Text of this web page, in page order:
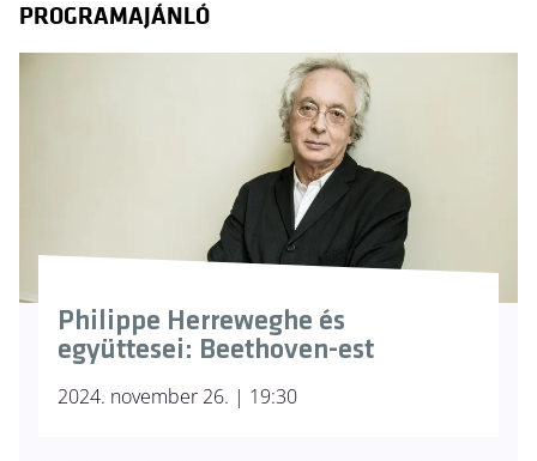
PROGRAMAJÁNLÓ
Philippe Herreweghe és
együttesei: Beethoven-est
2024. november 26. | 19:30